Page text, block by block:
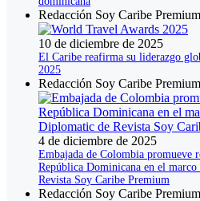
Redacción Soy Caribe Premium
10 de diciembre de 2025
El Caribe reafirma su liderazgo
2025
Redacción Soy Caribe Premium
4 de diciembre de 2025
Embajada de Colombia promueve
República Dominicana en el
Revista Soy Caribe Premium
Redacción Soy Caribe Premium